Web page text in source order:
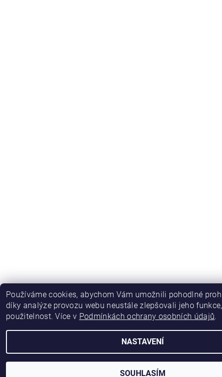
Používáme cookies, abychom Vám umožnili pohodlné
díky analýze provozu webu neustále zlepšovali jeho
použitelnost. Více v Podmínkách ochrany osobních údajů.
NASTAVENÍ
SOUHLASÍM